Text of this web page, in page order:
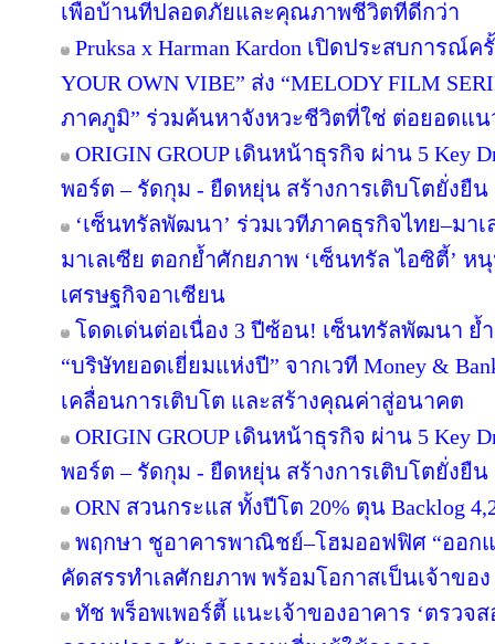
เพื่อบ้านที่ปลอดภัยและคุณภาพชีวิตที่ดีกว่า
Pruksa x Harman Kardon เปิดประสบการณ์
YOUR OWN VIBE” ส่ง “MELODY FILM
ภาคภูมิ” ร่วมค้นหาจังหวะชีวิตที่ใช่ ต่อยอดแน
ORIGIN GROUP เดินหน้าธุรกิจ ผ่าน 5 Key
พอร์ต – รัดกุม - ยืดหยุ่น สร้างการเติบโตยั่งยื
‘เซ็นทรัลพัฒนา’ ร่วมเวทีภาคธุรกิจไทย–มา
มาเลเซีย ตอกย้ำศักยภาพ ‘เซ็นทรัล ไอซิตี้’
เศรษฐกิจอาเซียน
โดดเด่นต่อเนื่อง 3 ปีซ้อน! เซ็นทรัลพัฒนา ย้ำ
“บริษัทยอดเยี่ยมแห่งปี” จากเวที Money &
เคลื่อนการเติบโต และสร้างคุณค่าสู่อนาคต
ORIGIN GROUP เดินหน้าธุรกิจ ผ่าน 5 Key
พอร์ต – รัดกุม - ยืดหยุ่น สร้างการเติบโตยั่งยื
ORN สวนกระแส ทั้งปีโต 20% ตุน Backlog
พฤกษา ชูอาคารพาณิชย์–โฮมออฟฟิศ “ออก
คัดสรรทำเลศักยภาพ พร้อมโอกาสเป็นเจ้าของ
ทัช พร็อพเพอร์ตี้ แนะเจ้าของอาคาร ‘ตรวจ